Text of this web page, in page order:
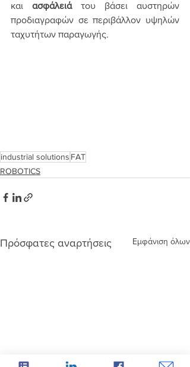
και ασφάλειά του βάσει αυστηρών
προδιαγραφών σε περιβάλλον υψηλών
ταχυτήτων παραγωγής.
industrial solutions FAT
ROBOTICS
Πρόσφατες αναρτήσεις Εμφάνιση όλων